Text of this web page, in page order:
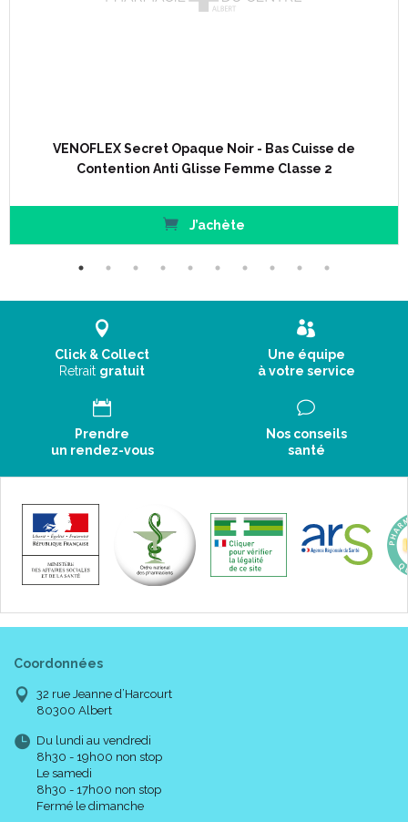
Coloris contemporains et motifs discrets faciles à
sans compression
Simples à entretenir, lavable en machine à 40°C
Tolérance :
Respect de la physiologie : dégressivité de la
mollet
Extensibles en hauteur : bonne tenue au porté
Caractéristiques :
Couleur :ANTHRACITE
Chaussettes.
Classe 2.
2 coloris.
4 tailles (1 à 4).
VENOFLEX Secret Opaque Noir - Bas Cuisse de
Contention Anti Glisse Femme Classe 2
J’achète
Click & Collect
Retrait gratuit
Une équipe
à votre service
Prendre
un rendez-vous
Nos conseils
santé
Coordonnées
32 rue Jeanne d’Harcourt
80300 Albert
Du lundi au vendredi
8h30 - 19h00 non stop
Le samedi
8h30 - 17h00 non stop
Fermé le dimanche